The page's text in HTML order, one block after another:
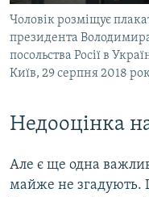
Чоловік розміщує
президента Володимира
посольства Росії в
Київ, 29 серпня 2018
Недооцінка
Але є ще одна
майже не згадують.